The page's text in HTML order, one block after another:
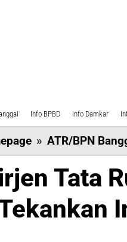
Info BPBD Info Damkar
» ATR/BPN
Tata